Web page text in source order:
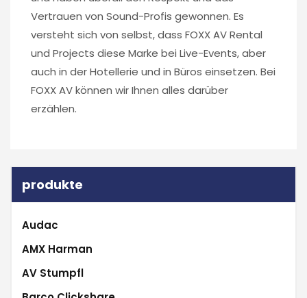
Vertrauen von Sound-Profis gewonnen. Es
versteht sich von selbst, dass FOXX AV Rental
und Projects diese Marke bei Live-Events, aber
auch in der Hotellerie und in Büros einsetzen. Bei
FOXX AV können wir Ihnen alles darüber
erzählen.
produkte
Audac
AMX Harman
AV Stumpfl